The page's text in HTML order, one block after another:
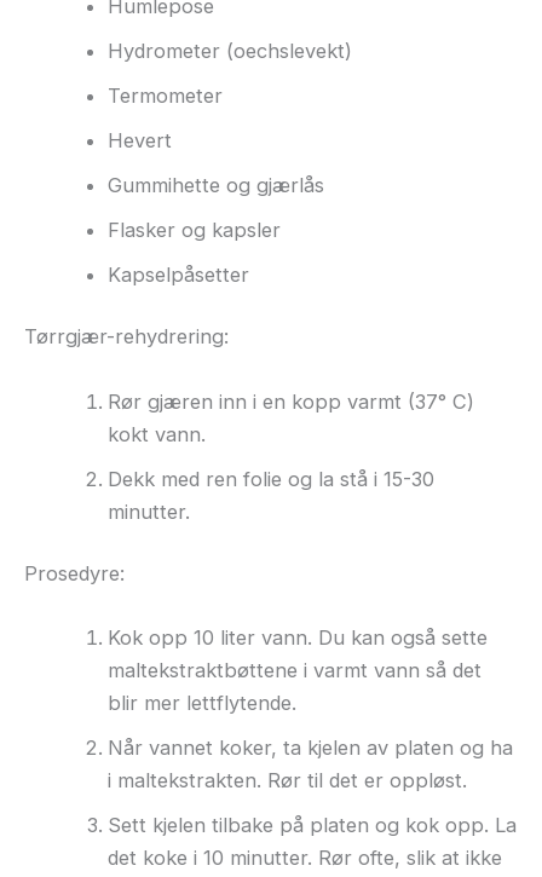
Humlepose
Hydrometer (oechslevekt)
Termometer
Hevert
Gummihette og gjærlås
Flasker og kapsler
Kapselpåsetter
Tørrgjær-rehydrering:
Rør gjæren inn i en kopp varmt (37° C)
kokt vann.
Dekk med ren folie og la stå i 15-30
minutter.
Prosedyre:
Kok opp 10 liter vann. Du kan også sette
maltekstraktbøttene i varmt vann så det
blir mer lettflytende.
Når vannet koker, ta kjelen av platen og ha
i maltekstrakten. Rør til det er oppløst.
Sett kjelen tilbake på platen og kok opp. La
det koke i 10 minutter. Rør ofte, slik at ikke